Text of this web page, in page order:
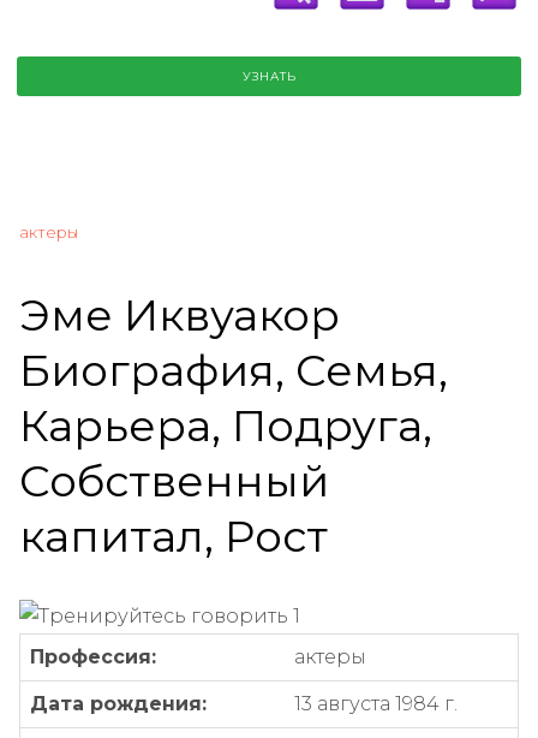
УЗНАТЬ
актеры
Эме Иквуакор
Биография, Семья,
Карьера, Подруга,
Собственный
капитал, Рост
Профессия: актеры
Дата рождения: 13 августа 1984 г.